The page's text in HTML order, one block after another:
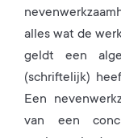
alles wat de
geldt een
(schriftelijk)
Een
van een